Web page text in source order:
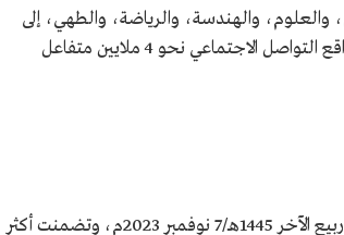
والعلوم، والهندسة، والرياضة، والطهي، إلى
جانب المعارض الفنية الإبداعية. وبلغ عدد المشاركين والمتفاعلين عبر مواقع التواصل الاجتماعي نحو 4 ملايين متفاعل
انطلقت مبادرة "الشرقية تبدع" في نسختها الرابعة 2023، بتاريخ 23 ربيع الآخر 1445هـ/7 نوفمبر 2023م، وتضمنت أكثر